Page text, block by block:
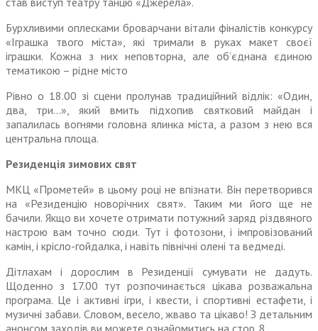
Бурхливими оплесками броварчани вітали фіналістів конкурсу
«Іграшка твого міста», які тримали в руках макет своєї
іграшки. Кожна з них неповторна, але об’єднана єдиною
тематикою – рідне місто
Рівно о 18.00 зі сцени пролунав традиційний відлік: «Один,
два, три…», який вмить підхопив святковий майдан і
запалилась вогнями головна ялинка міста, а разом з нею вся
центральна площа.
Резиденція зимових свят
МКЦ «Прометей» в цьому році не впізнати. Він перетворився
на «Резиденцію новорічних свят». Таким ми його ще не
бачили. Якщо ви хочете отримати потужний заряд різдвяного
настрою вам точно сюди. Тут і фотозони, і імпровізований
камін, і крісло-гойдалка, і навіть північні олені та ведмеді.
Дітлахам і дорослим в Резиденції сумувати не дадуть.
Щоденно з 17.00 тут розпочинається цікава розважальна
програма. Це і активні ігри, і квести, і спортивні естафети, і
музичні забави. Словом, весело, жваво та цікаво! З детальним